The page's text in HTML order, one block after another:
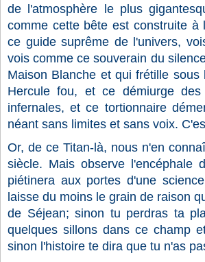
de l'atmosphère le plus
comme cette bête est construite à
ce guide suprême de l'univers,
vois comme ce souverain du
Maison Blanche et qui frétille
Hercule fou, et ce démiurge
infernales, et ce tortionnaire
néant sans limites et sans voix.
Or, de ce Titan-là, nous n'en
siècle. Mais observe l'encéphale
piétinera aux portes d'une
laisse du moins le grain de raison
de Séjean; sinon tu perdras ta
quelques sillons dans ce champ
sinon l'histoire te dira que tu n'as